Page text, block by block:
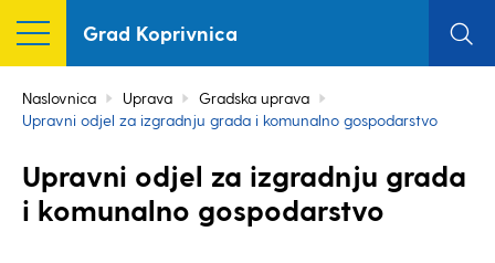
Grad Koprivnica
Naslovnica Uprava
Gradska uprava
Upravni odjel za izgradnju grada i komunalno gospodarstvo
Upravni odjel za izgradnju grada
i komunalno gospodarstvo